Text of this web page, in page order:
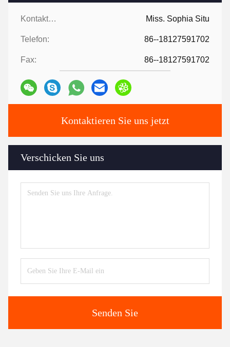
Kontaktpersonen: Miss. Sophia Situ
Telefon: 86--18127591702
Fax: 86--18127591702
Kontaktieren Sie uns jetzt
Verschicken Sie uns
Senden Sie